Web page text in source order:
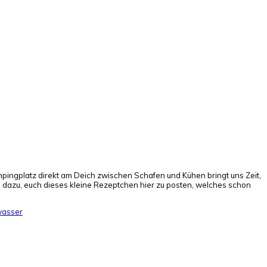
direkt am Deich zwischen Schafen und Kühen bringt uns Zeit,
euch dieses kleine Rezeptchen hier zu posten, welches schon